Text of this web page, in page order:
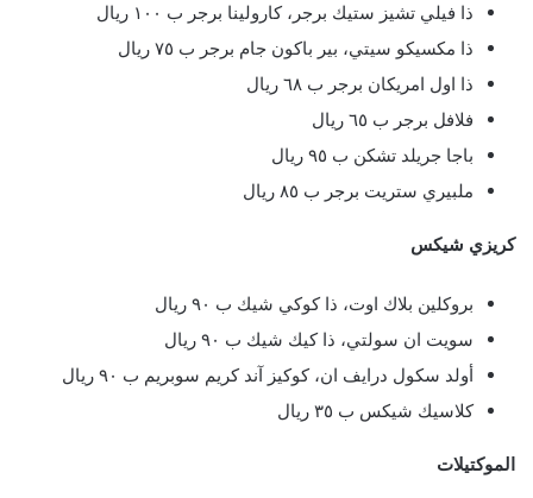
ذا فيلي تشيز ستيك برجر، كارولينا برجر ب ١٠٠ ريال
ذا مكسيكو سيتي، بير باكون جام برجر ب ٧٥ ريال
ذا اول امريكان برجر ب ٦٨ ريال
فلافل برجر ب ٦٥ ريال
باجا جريلد تشكن ب ٩٥ ريال
ملبيري ستريت برجر ب ٨٥ ريال
كريزي شيكس
بروكلين بلاك اوت، ذا كوكي شيك ب ٩٠ ريال
سويت ان سولتي، ذا كيك شيك ب ٩٠ ريال
أولد سكول درايف ان، كوكيز آند كريم سوبريم ب ٩٠ ريال
كلاسيك شيكس ب ٣٥ ريال
الموكتيلات